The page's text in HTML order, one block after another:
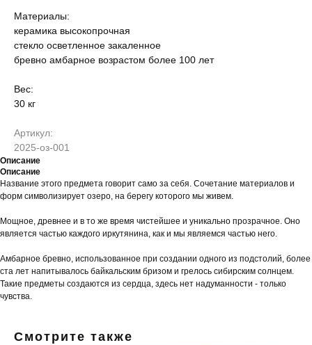
Материалы:
керамика высокопрочная
стекло осветленное закаленное
бревно амбарное возрастом более 100 лет
Вес:
30 кг
Артикул:
2025-оз-001
Описание
Описание
Название этого предмета говорит само за себя. Сочетание материалов и
форм символизирует озеро, на берегу которого мы живем.
Мощное, древнее и в то же время чистейшее и уникально прозрачное. Оно
является частью каждого иркутянина, как и мы являемся частью него.
Амбарное бревно, использованное при создании одного из подстолий, более
ста лет напитывалось байкальским бризом и грелось сибирским солнцем.
Такие предметы создаются из сердца, здесь нет надуманности - только
чувства.
Смотрите также